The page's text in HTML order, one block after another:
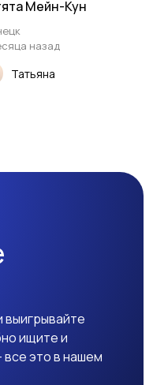
Мейн-Кун
назад
Татьяна
выигрывайте
ищите и
это в нашем